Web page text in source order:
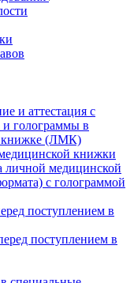
и аттестация с
голограммы в
книжке (ЛМК)
книжки
медицинской
с голограммой
поступлением в
поступлением в